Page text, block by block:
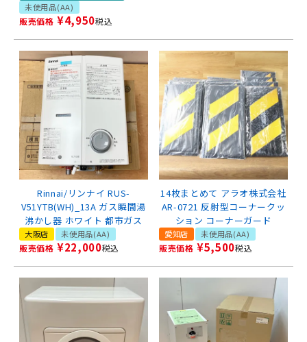
未使用品(AA)
販売価格 ¥4,950税込
Rinnai/リンナイ RUS-
V51YTB(WH)_13A ガス瞬間湯
沸かし器 ホワイト 都市ガス
大阪店 未使用品(AA)
販売価格 ¥22,000税込
14枚まとめて アラオ株式会社
AR-0721 反射型コーナークッ
ション コーナーガード
愛知店 未使用品(AA)
販売価格 ¥5,500税込